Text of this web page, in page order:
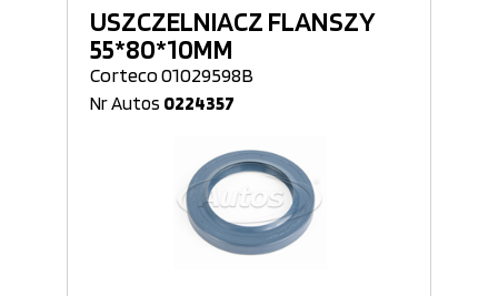
USZCZELNIACZ FLANSZY
55*80*10MM
Corteco 01029598B
Nr Autos 0224357